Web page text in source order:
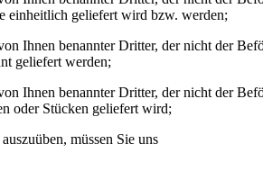
einheitlich geliefert wird bzw. werden;
Ihnen benannter Dritter, der nicht der
geliefert werden;
Ihnen benannter Dritter, der nicht der
oder Stücken geliefert wird;
müssen Sie uns